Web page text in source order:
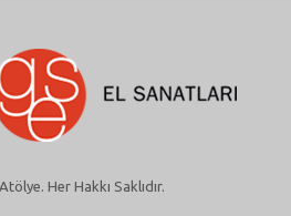
Her Hakkı Saklıdır.